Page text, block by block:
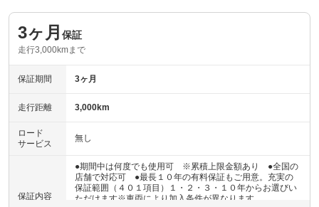
3ヶ月 保証
走行3,000kmまで
保証期間 3ヶ月
走行距離 3,000km
ロード
サービス
無し
保証内容
●期間中は何度でも使用可 ※累積上限金額あり ●全国の
店舗で対応可 ●最長１０年の有料保証もご用意。充実の
保証範囲（４０１項目）１・２・３・１０年からお選びい
ただけます※車両により加入条件が異なります